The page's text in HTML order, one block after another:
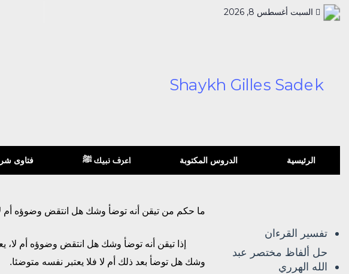
السبت أغسطس 8, 2026
الرئيسية الدروس المكتوبة اعرف نبيك ﷺ فتاوى
تفسير القرءان
حل ألفاظ مختصر عبد
الله الهرري
ما حكم من تيقن أنه توضأ وشك هل انتقض وضوؤه أم
إذا تيقن أنه توضأ وشك هل انتقض وضوؤه أم لا،
وشك هل توضأ بعد ذلك أم لا فلا يعتبر نفسه متوضئا.